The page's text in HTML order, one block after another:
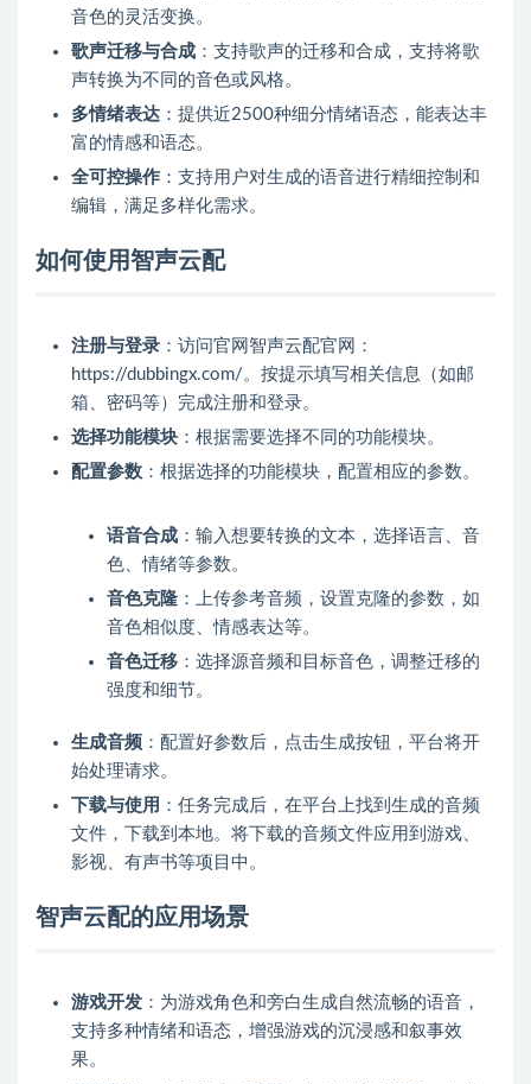
音色的灵活变换。
歌声迁移与合成 ：支持歌声的迁移和合成，支持将歌
声转换为不同的音色或风格。
多情绪表达 ：提供近2500种细分情绪语态，能表达丰
富的情感和语态。
全可控操作 ：支持用户对生成的语音进行精细控制和
编辑，满足多样化需求。
如何使用智声云配
注册与登录 ：访问官网智声云配官网：
https://dubbingx.com/。按提示填写相关信息（如邮
箱、密码等）完成注册和登录。
选择功能模块 ：根据需要选择不同的功能模块。
配置参数 ：根据选择的功能模块，配置相应的参数。
语音合成 ：输入想要转换的文本，选择语言、音
色、情绪等参数。
音色克隆 ：上传参考音频，设置克隆的参数，如
音色相似度、情感表达等。
音色迁移 ：选择源音频和目标音色，调整迁移的
强度和细节。
生成音频 ：配置好参数后，点击生成按钮，平台将开
始处理请求。
下载与使用 ：任务完成后，在平台上找到生成的音频
文件，下载到本地。将下载的音频文件应用到游戏、
影视、有声书等项目中。
智声云配的应用场景
游戏开发 ：为游戏角色和旁白生成自然流畅的语音，
支持多种情绪和语态，增强游戏的沉浸感和叙事效
果。